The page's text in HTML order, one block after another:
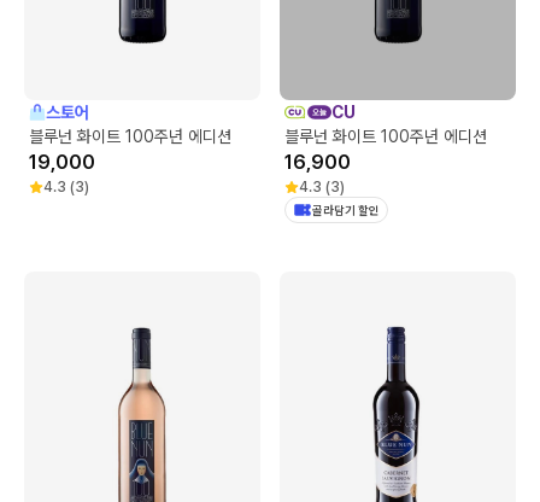
스토어
블루넌 화이트 100주년 에디션
19,000
4.3 (3)
CU
블루넌 화이트 100주년 에디션
16,900
4.3 (3)
골라담기 할인